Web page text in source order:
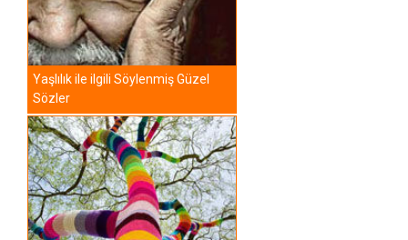
Yaşlılık ile ilgili Söylenmiş Güzel
Sözler